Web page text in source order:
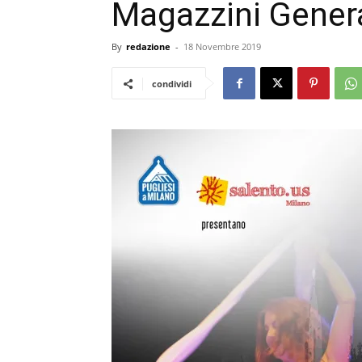
Magazzini
By redazione - 18 Novembre 2019
condividi